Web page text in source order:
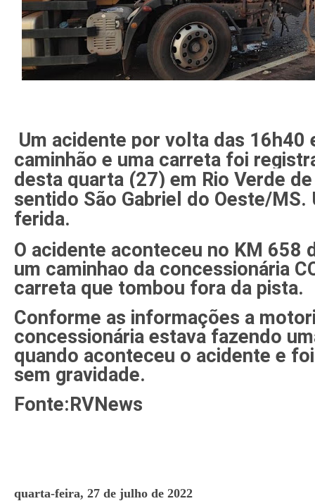
Um acidente por volta das 16h40
caminhão e uma carreta foi
desta quarta (27) em Rio Verde
sentido São Gabriel do Oeste/
ferida.
O acidente aconteceu no KM 658
um caminhao da concessionária
carreta que tombou fora da pista.
Conforme as informações a
concessionária estava fazendo
quando aconteceu o acidente e
sem gravidade.
Fonte:RVNews
quarta-feira, 27 de julho de 2022